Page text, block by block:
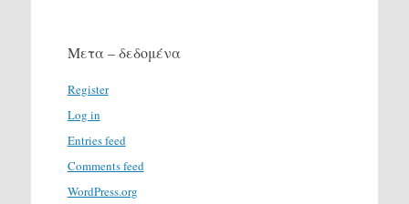
Μετα – δεδομένα
Register
Log in
Entries feed
Comments feed
WordPress.org